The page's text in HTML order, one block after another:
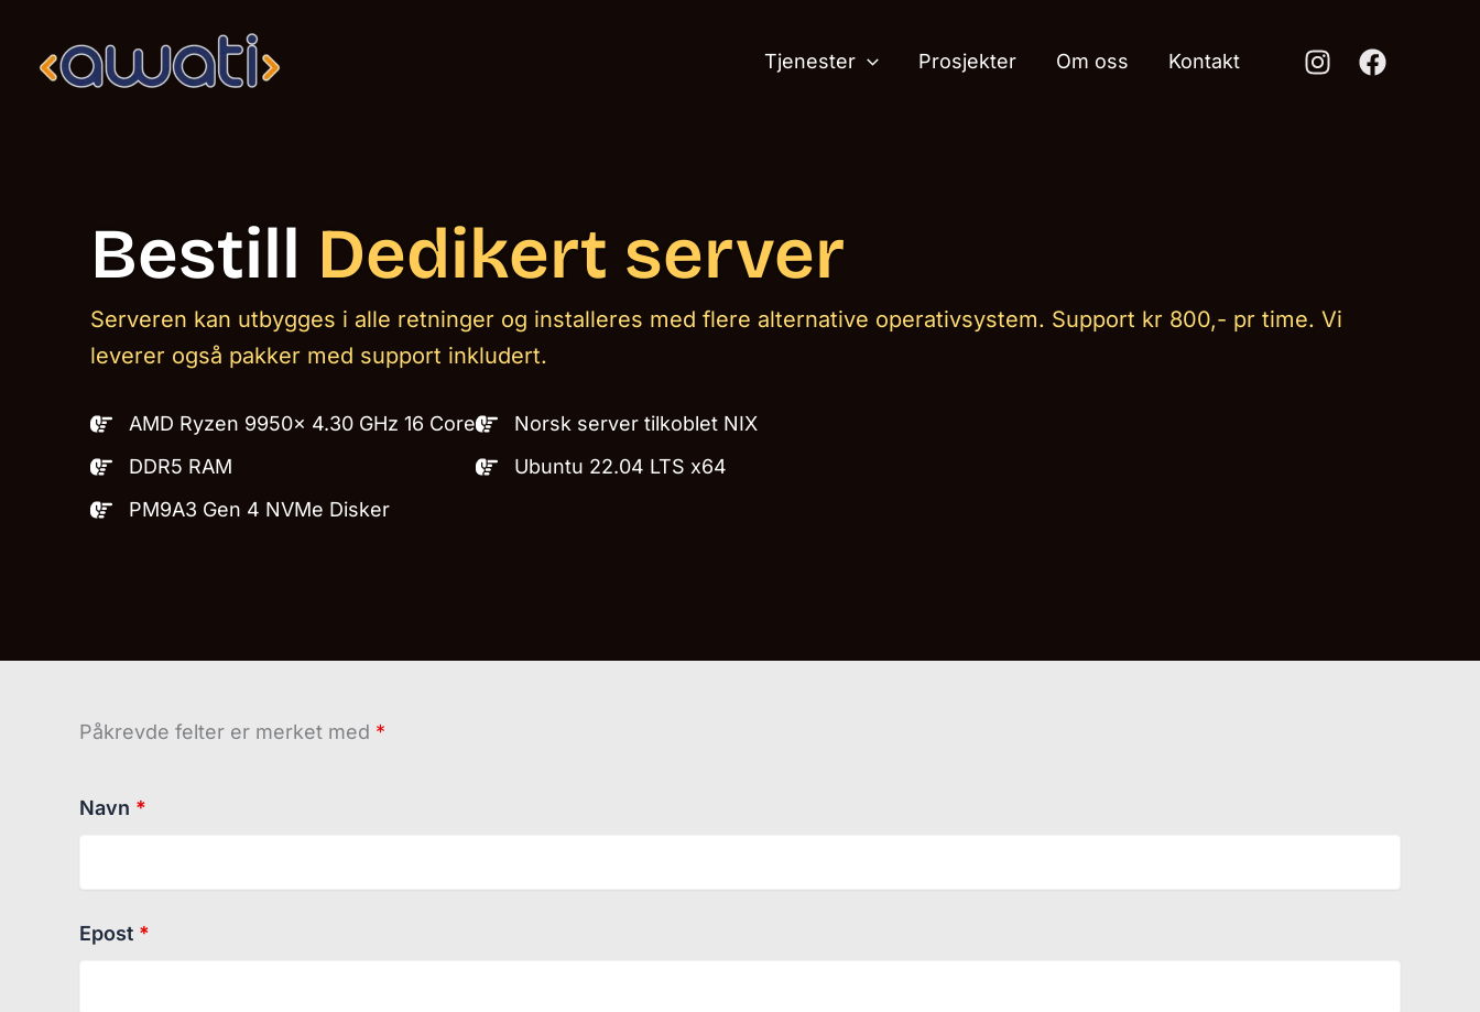
Tjenester Prosjekter Om oss Kontakt
Bestill Dedikert server
Serveren kan utbygges i alle retninger og installeres med flere alternative operativsystem. Support kr 800,- pr time. Vi
leverer også pakker med support inkludert.
AMD Ryzen 9950x 4.30 GHz 16 Core
DDR5 RAM
PM9A3 Gen 4 NVMe Disker
Norsk server tilkoblet NIX
Ubuntu 22.04 LTS x64
Påkrevde felter er merket med *
Navn *
Epost *